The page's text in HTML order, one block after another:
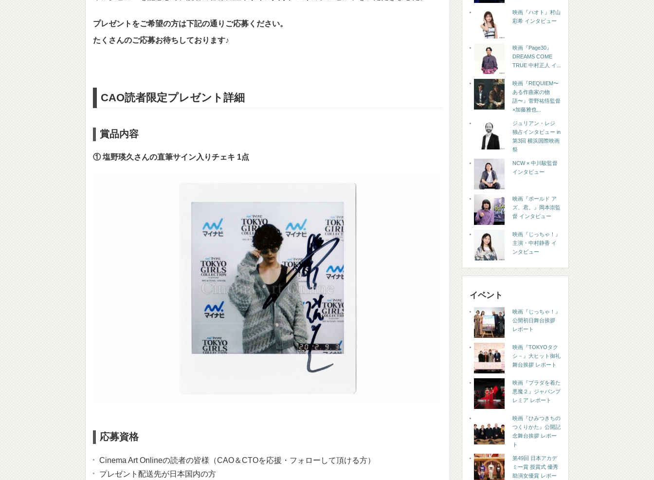
プレゼントをご希望の方は下記の通りご応募ください。
たくさんのご応募お待ちしております♪
CAO読者限定プレゼント詳細
賞品内容
① 塩野瑛久さんの直筆サイン入りチェキ 1点
応募資格
Cinema Art Onlineの読者の皆様（CAO＆CTOを応援・フォローして頂ける方）
プレゼント配送先が日本国内の方
映画『ハオト』村山
彩希 インタビュー
映画『Page30』
DREAMS COME
TRUE 中村正人 イ...
映画『REQUIEM〜
ある作曲家の物
語〜』菅野祐悟監督
×加藤雅也...
ジュリアン・レジ
独占インタビュー in
第3回 横浜国際映画
祭
NCW × 中川駿監督
インタビュー
映画『ボールド ア
ズ、君。』岡本崇監
督 インタビュー
映画『じっちゃ！』
主演・中村静香 イ
ンタビュー
イベント
映画『じっちゃ！』
公開初日舞台挨拶
レポート
映画『TOKYOタク
シ－』大ヒット御礼
舞台挨拶 レポート
映画『プラダを着た
悪魔２』ジャパンプ
レミア レポート
映画『ひみつきちの
つくりかた』公開記
念舞台挨拶 レポー
ト
第49回 日本アカデ
ミー賞 授賞式 優秀
助演女優賞 レポー